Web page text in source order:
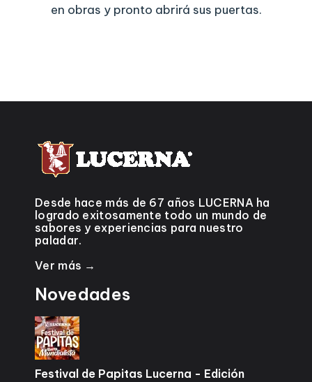
en obras y pronto abrirá sus puertas.
Desde hace más de 67 años LUCERNA ha
logrado exitosamente todo un mundo de
sabores y experiencias para nuestro
paladar.
Ver más →
Novedades
Festival de Papitas Lucerna - Edición